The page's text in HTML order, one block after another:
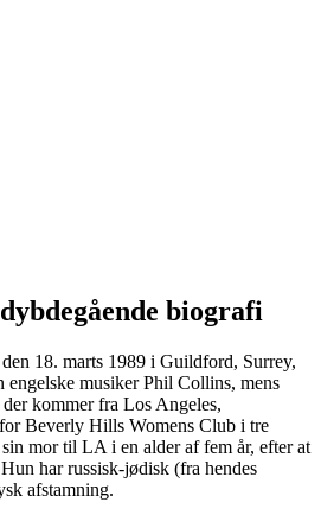
biografi
18. marts 1989 i Guildford, Surrey,
engelske musiker Phil Collins, mens
kommer fra Los Angeles,
Beverly Hills Womens Club i tre
mor til LA i en alder af fem år, efter at
har russisk-jødisk (fra hendes
afstamning.